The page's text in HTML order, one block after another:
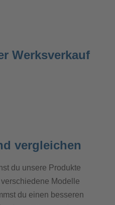
Werksverkauf
vergleichen
du unsere Produkte
Modelle
du einen besseren